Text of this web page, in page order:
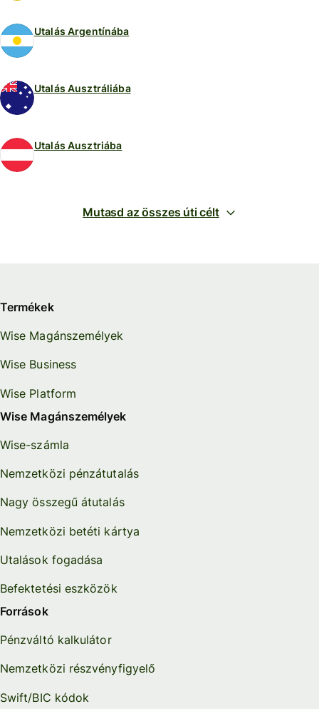
Utalás Argentínába
Utalás Ausztráliába
Utalás Ausztriába
Mutasd az összes úti célt
Termékek
Wise Magánszemélyek
Wise Business
Wise Platform
Wise Magánszemélyek
Wise-számla
Nemzetközi pénzátutalás
Nagy összegű átutalás
Nemzetközi betéti kártya
Utalások fogadása
Befektetési eszközök
Források
Pénzváltó kalkulátor
Nemzetközi részvényfigyelő
Swift/BIC kódok